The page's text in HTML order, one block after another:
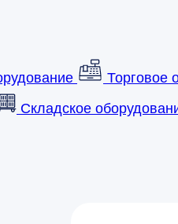
Торговое
Складское